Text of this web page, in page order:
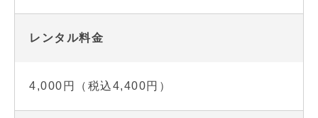
レンタル料金
4,000円（税込4,400円）